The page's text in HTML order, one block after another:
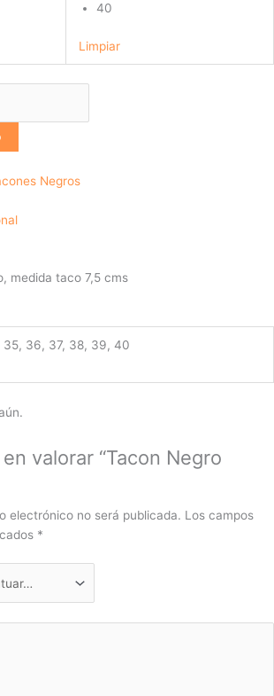
40
Limpiar
Negros
medida taco 7,5 cms
35, 36, 37, 38, 39, 40
valorar “Tacon Negro
electrónico no será publicada. Los campos
*